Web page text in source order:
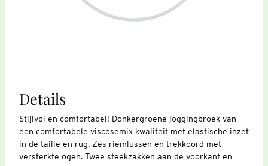
Details
Stijlvol en comfortabel! Donkergroene joggingbroek van
een comfortabele viscosemix kwaliteit met elastische inzet
in de taille en rug. Zes riemlussen en trekkoord met
versterkte ogen. Twee steekzakken aan de voorkant en